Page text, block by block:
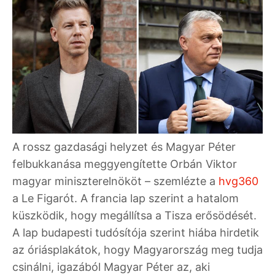
A rossz gazdasági helyzet és Magyar Péter
felbukkanása meggyengítette Orbán Viktor
magyar miniszterelnököt – szemlézte a hvg360
a Le Figarót. A francia lap szerint a hatalom
küszködik, hogy megállítsa a Tisza erősödését.
A lap budapesti tudósítója szerint hiába hirdetik
az óriásplakátok, hogy Magyarország meg tudja
csinálni, igazából Magyar Péter az, aki